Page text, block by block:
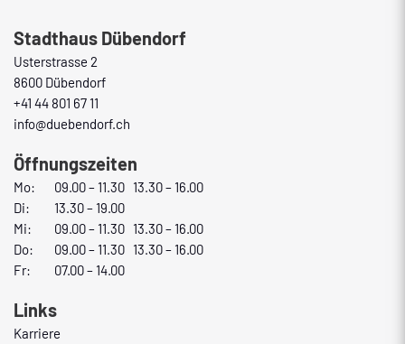
Stadthaus Dübendorf
Usterstrasse 2
8600 Dübendorf
+41 44 801 67 11
info@duebendorf.ch
Öffnungszeiten
Mo:
09.00 – 11.30 13.30 – 16.00
Di:
13.30 – 19.00
Mi:
09.00 – 11.30 13.30 – 16.00
Do:
09.00 – 11.30 13.30 – 16.00
Fr:
07.00 – 14.00
Links
Karriere